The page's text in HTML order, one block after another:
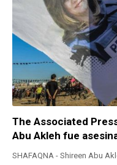
The Associated
Abu Akleh fue
SHAFAQNA - Shireen Abu